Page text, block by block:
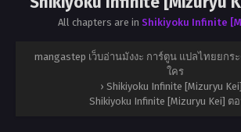
All chapters are in Shikiyoku Infinite
mangastep เว็บอ่านมังงะ การ์ตูน แปลไทยยก
ใคร
› Shikiyoku Infinite [Mizuryu Kei]
Shikiyoku Infinite [Mizuryu Kei] ต